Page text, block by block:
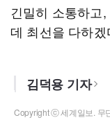
긴밀히 소통하고
데 최선을 다하겠
김덕용 기자
Copyright ⓒ 세계일보. 무